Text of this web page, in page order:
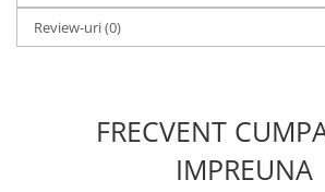
Review-uri(0)
FRECVENT
IMPREUNA